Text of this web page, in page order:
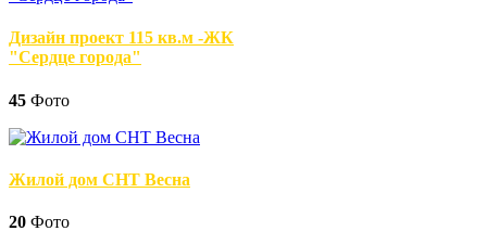
Дизайн проект 115 кв.м -ЖК
"Сердце города"
45 Фото
Жилой дом СНТ Весна
20 Фото